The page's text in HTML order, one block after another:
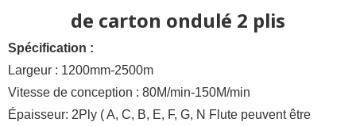
de carton ondulé 2 plis
Spécification :
Largeur : 1200mm-2500m
Vitesse de conception : 80M/min-150M/min
Épaisseur: 2Ply (A, C, B, E, F, G, N Flute peuvent être